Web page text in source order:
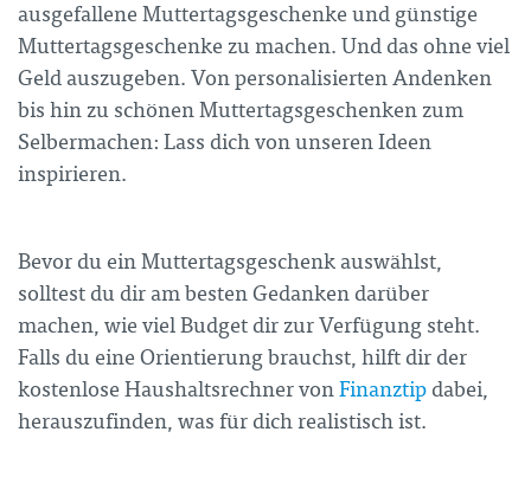
ausgefallene Muttertagsgeschenke und günstige
Muttertagsgeschenke zu machen. Und das ohne viel
Geld auszugeben. Von personalisierten Andenken
bis hin zu schönen Muttertagsgeschenken zum
Selbermachen: Lass dich von unseren Ideen
inspirieren.
Bevor du ein Muttertagsgeschenk auswählst,
solltest du dir am besten Gedanken darüber
machen, wie viel Budget dir zur Verfügung steht.
Falls du eine Orientierung brauchst, hilft dir der
kostenlose Haushaltsrechner vonFinanztip dabei,
herauszufinden, was für dich realistisch ist.